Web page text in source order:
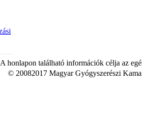
A honlapon található információk célja az
© 20082017 Magyar Gyógyszerészi